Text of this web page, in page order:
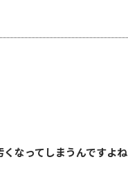
なってしまうんですよね